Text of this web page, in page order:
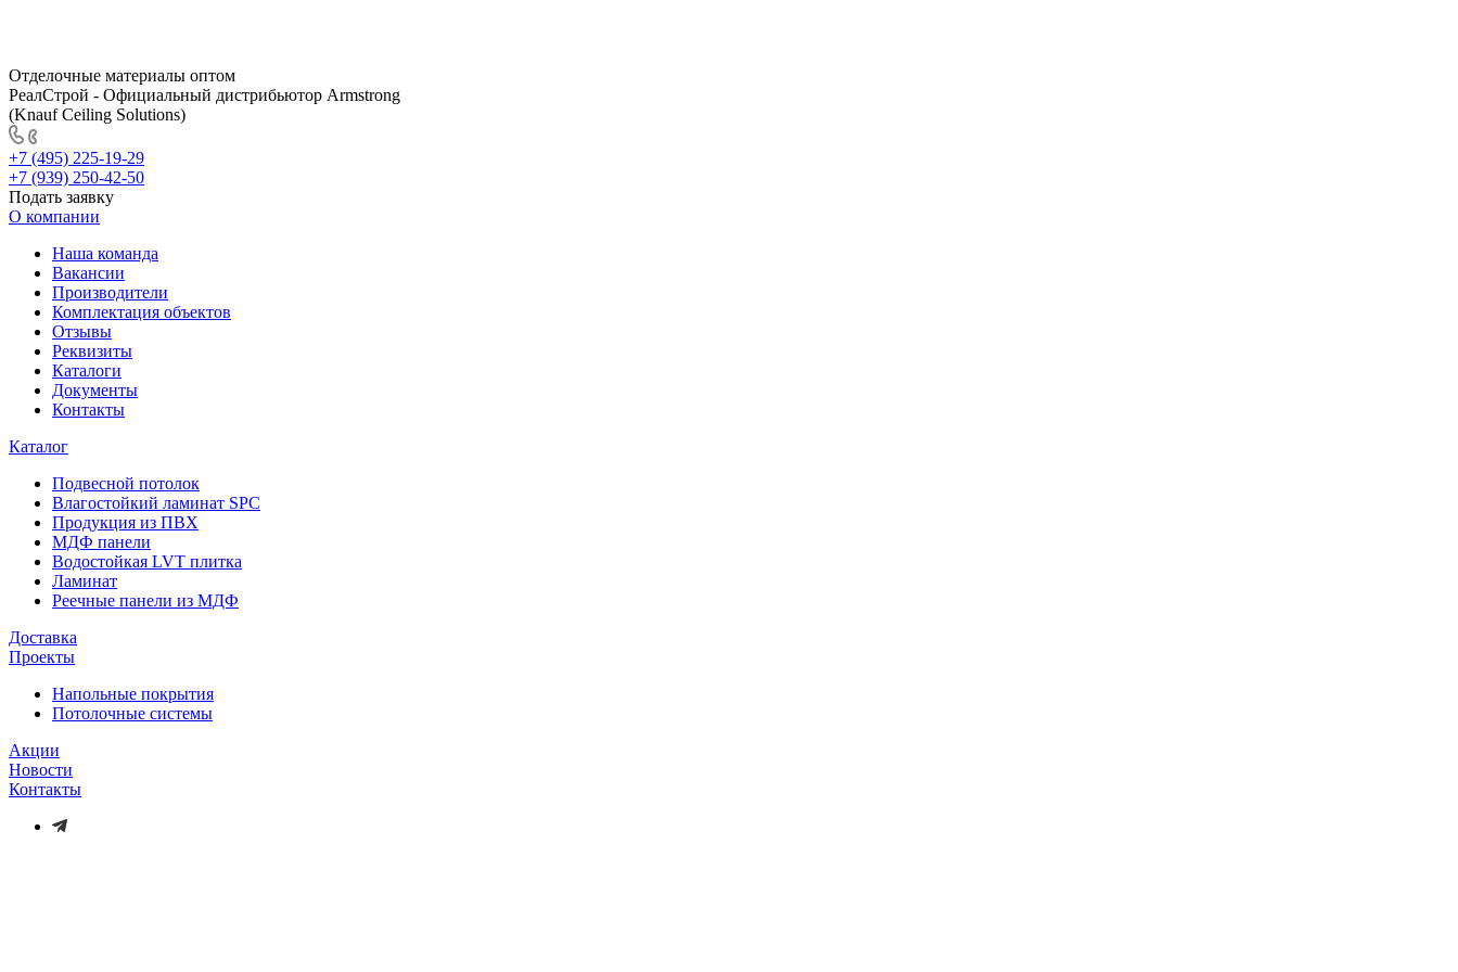
Отделочные материалы оптом
РеалСтрой - Официальный дистрибьютор Armstrong
(Knauf Ceiling Solutions)
+7 (495) 225-19-29
+7 (939) 250-42-50
Подать заявку
О компании
Наша команда
Вакансии
Производители
Комплектация объектов
Отзывы
Реквизиты
Каталоги
Документы
Контакты
Каталог
Подвесной потолок
Влагостойкий ламинат SPC
Продукция из ПВХ
МДФ панели
Водостойкая LVT плитка
Ламинат
Реечные панели из МДФ
Доставка
Проекты
Напольные покрытия
Потолочные системы
Акции
Новости
Контакты